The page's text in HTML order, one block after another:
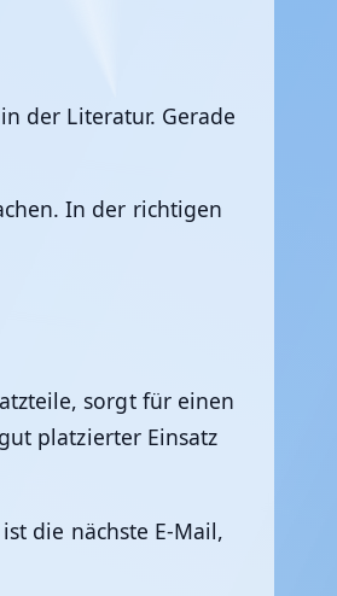
der Literatur. Gerade
In der richtigen
sorgt für einen
platzierter Einsatz
die nächste E-Mail,